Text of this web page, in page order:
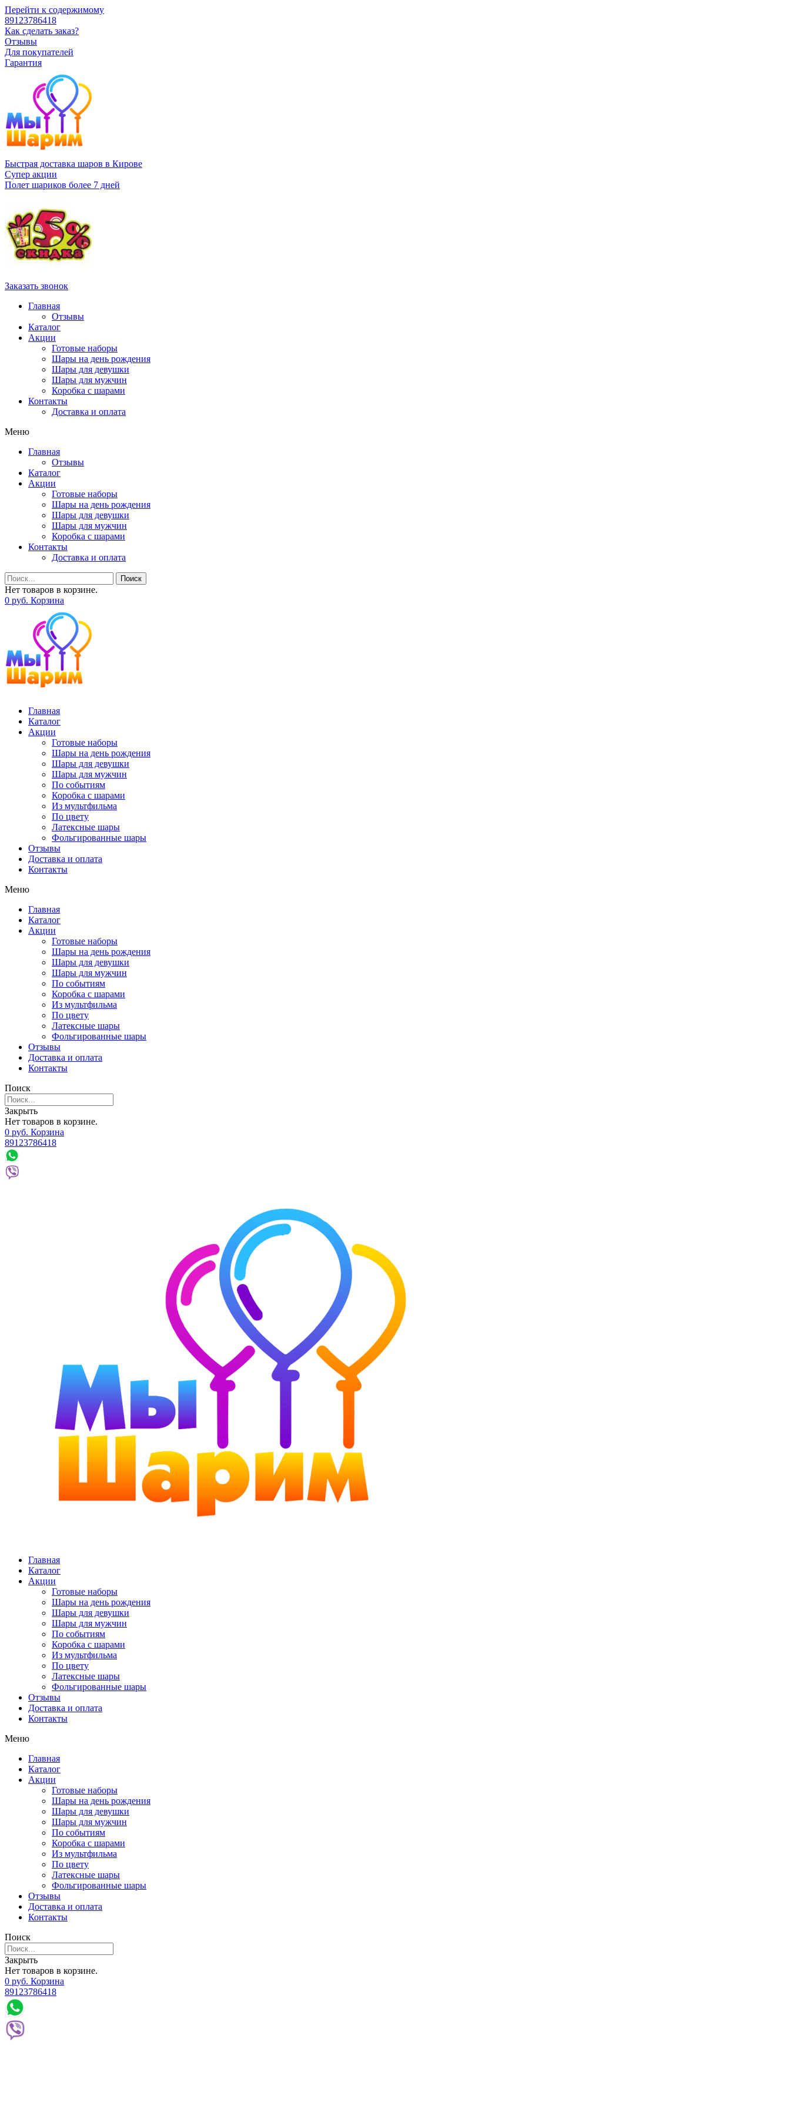
Перейти к содержимому
89123786418
Как сделать заказ?
Отзывы
Для покупателей
Гарантия
Быстрая доставка шаров в Кирове
Супер акции
Полет шариков более 7 дней
Заказать звонок
Главная
Отзывы
Каталог
Акции
Готовые наборы
Шары на день рождения
Шары для девушки
Шары для мужчин
Коробка с шарами
Контакты
Доставка и оплата
Меню
Главная
Отзывы
Каталог
Акции
Готовые наборы
Шары на день рождения
Шары для девушки
Шары для мужчин
Коробка с шарами
Контакты
Доставка и оплата
Поиск
Нет товаров в корзине.
0 руб. Корзина
Главная
Каталог
Акции
Готовые наборы
Шары на день рождения
Шары для девушки
Шары для мужчин
По событиям
Коробка с шарами
Из мультфильма
По цвету
Латексные шары
Фольгированные шары
Отзывы
Доставка и оплата
Контакты
Меню
Главная
Каталог
Акции
Готовые наборы
Шары на день рождения
Шары для девушки
Шары для мужчин
По событиям
Коробка с шарами
Из мультфильма
По цвету
Латексные шары
Фольгированные шары
Отзывы
Доставка и оплата
Контакты
Поиск
Закрыть
Нет товаров в корзине.
0 руб. Корзина
89123786418
Главная
Каталог
Акции
Готовые наборы
Шары на день рождения
Шары для девушки
Шары для мужчин
По событиям
Коробка с шарами
Из мультфильма
По цвету
Латексные шары
Фольгированные шары
Отзывы
Доставка и оплата
Контакты
Меню
Главная
Каталог
Акции
Готовые наборы
Шары на день рождения
Шары для девушки
Шары для мужчин
По событиям
Коробка с шарами
Из мультфильма
По цвету
Латексные шары
Фольгированные шары
Отзывы
Доставка и оплата
Контакты
Поиск
Закрыть
Нет товаров в корзине.
0 руб. Корзина
89123786418